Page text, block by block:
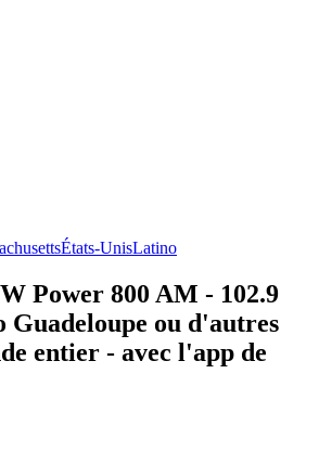
États-UnisLatino
Power 800 AM - 102.9
ou d'autres
entier - avec l'app de